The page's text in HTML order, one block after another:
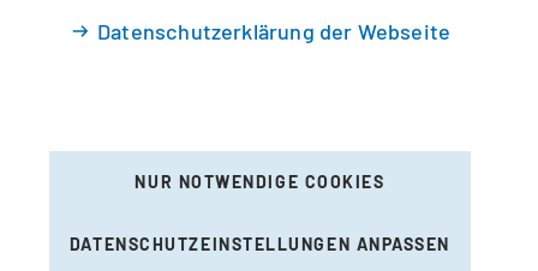
Datenschutzerklärung der Webseite
NUR NOTWENDIGE COOKIES
DATENSCHUTZEINSTELLUNGEN ANPASSEN